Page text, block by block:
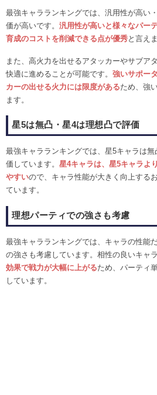
最強キャラランキングでは、汎用性が高い
価が高いです。 汎用性が高いと様々なパー
育成のコストを削減できる点が優秀と言え
また、高火力を出せるアタッカーやサブア
快適に進めることが可能です。 強いサポー
カーの出せる火力には限度があるため、強
ます。
星5は無凸・星4は理想凸で評価
最強キャラランキングでは、星5キャラは
価しています。 星4キャラは、星5キャラよ
やすいので、キャラ性能が大きく向上する
ています。
理想パーティでの強さも考慮
最強キャラランキングでは、キャラの性能
の強さも考慮しています。相性の良いキャ
効果で戦力が大幅に上がるため、パーティ
しています。